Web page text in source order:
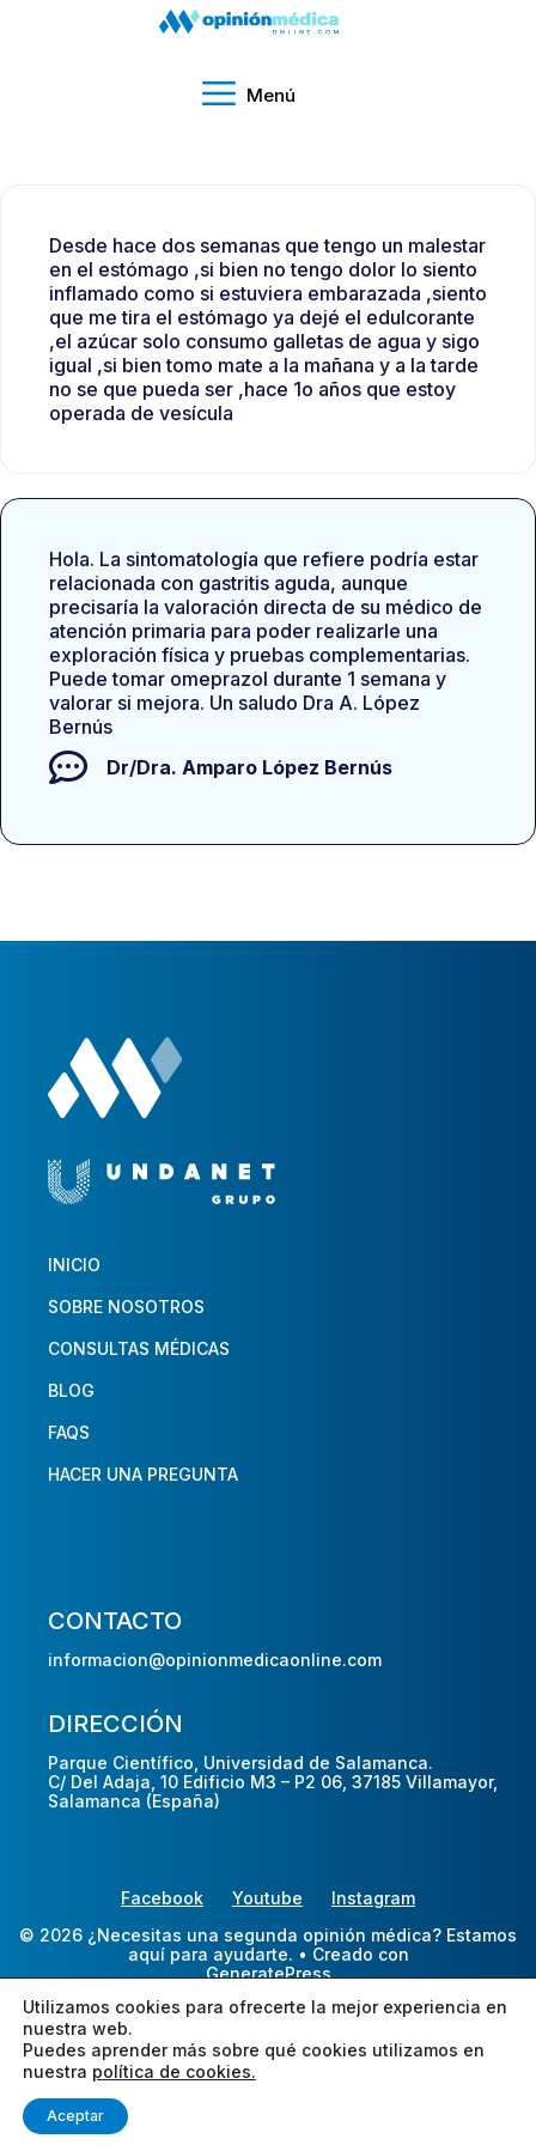
Menú
Desde hace dos semanas que tengo un malestar
en el estómago ,si bien no tengo dolor lo siento
inflamado como si estuviera embarazada ,siento
que me tira el estómago ya dejé el edulcorante
,el azúcar solo consumo galletas de agua y sigo
igual ,si bien tomo mate a la mañana y a la tarde
no se que pueda ser ,hace 1o años que estoy
operada de vesícula
Hola. La sintomatología que refiere podría estar
relacionada con gastritis aguda, aunque
precisaría la valoración directa de su médico de
atención primaria para poder realizarle una
exploración física y pruebas complementarias.
Puede tomar omeprazol durante 1 semana y
valorar si mejora. Un saludo Dra A. López
Bernús
Dr/Dra. Amparo López Bernús
INICIO
SOBRE NOSOTROS
CONSULTAS MÉDICAS
BLOG
FAQS
HACER UNA PREGUNTA
CONTACTO
informacion@opinionmedicaonline.com
DIRECCIÓN
Parque Científico, Universidad de Salamanca.
C/ Del Adaja, 10 Edificio M3 – P2 06, 37185 Villamayor,
Salamanca (España)
Facebook Youtube
Instagram
© 2026 ¿Necesitas una segunda opinión médica? Estamos
aquí para ayudarte. • Creado con
GeneratePress
Utilizamos cookies para ofrecerte la mejor experiencia en
nuestra web.
Puedes aprender más sobre qué cookies utilizamos en
nuestra política de cookies.
Aceptar